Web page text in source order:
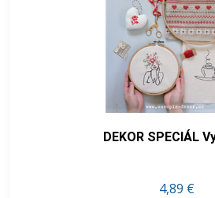
DEKOR SPECIÁL
4,89 €